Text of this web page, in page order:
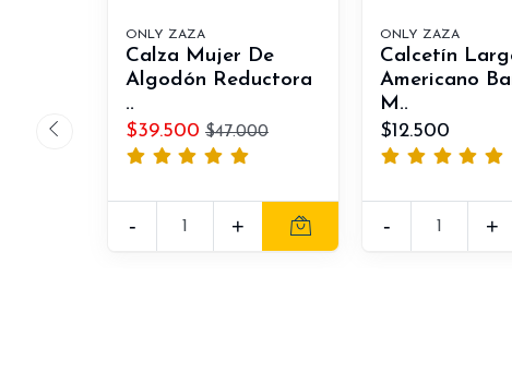
ONLY ZAZA
Calza Mujer De
Algodón Reductora
..
$39.500 $47.000
- +
ONLY ZAZA
Calcetín
Americano
M..
$12.500
- +